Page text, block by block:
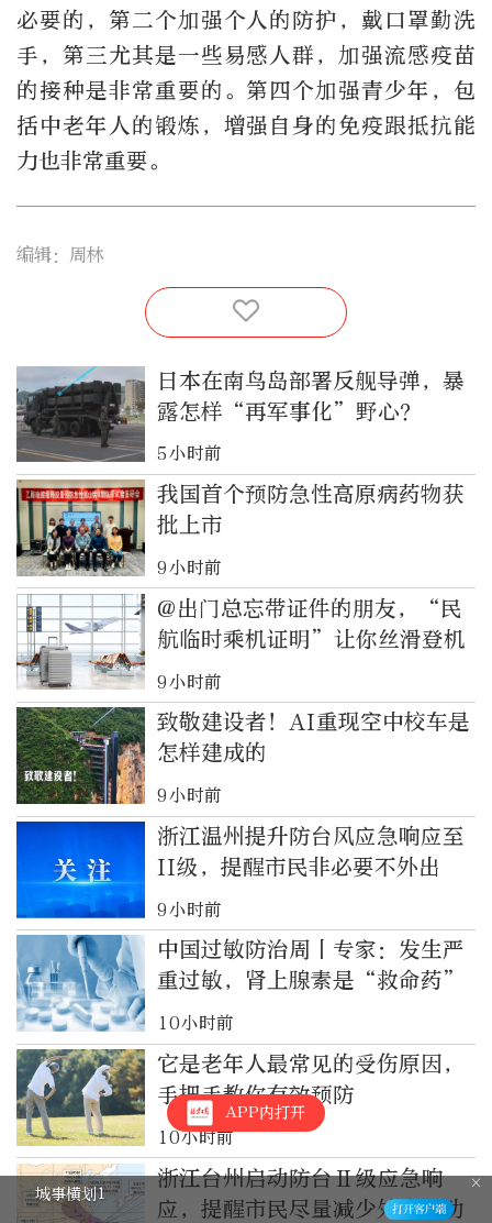
必要的，第二个加强个人的防护，戴口罩勤洗
手，第三尤其是一些易感人群，加强流感疫苗
的接种是非常重要的。第四个加强青少年，包
括中老年人的锻炼，增强自身的免疫跟抵抗能
力也非常重要。
编辑：周林
日本在南鸟岛部署反舰导弹，暴
露怎样“再军事化”野心？
5小时前
我国首个预防急性高原病药物获
批上市
9小时前
@出门总忘带证件的朋友，“民
航临时乘机证明”让你丝滑登机
9小时前
致敬建设者！AI重现空中校车是
怎样建成的
9小时前
浙江温州提升防台风应急响应至
II级，提醒市民非必要不外出
9小时前
中国过敏防治周丨专家：发生严
重过敏，肾上腺素是“救命药”
10小时前
它是老年人最常见的受伤原因，
手把手教你有效预防
10小时前
浙江台州启动防台Ⅱ级应急响
应，提醒市民尽量减少外出活动
APP内打开
城事横划1